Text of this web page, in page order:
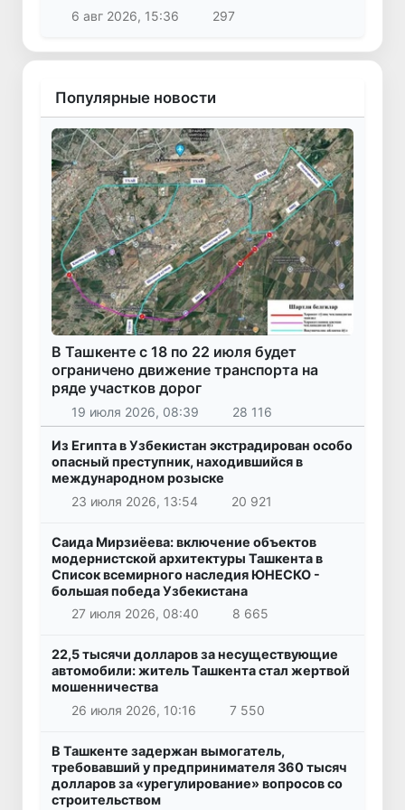
6 авг 2026, 15:36
297
Популярные новости
В Ташкенте с 18 по 22 июля будет
ограничено движение транспорта на
ряде участков дорог
19 июля 2026, 08:39 28 116
Из Египта в Узбекистан экстрадирован особо
опасный преступник, находившийся в
международном розыске
23 июля 2026, 13:54
20 921
Саида Мирзиёева: включение объектов
модернистской архитектуры Ташкента в
Список всемирного наследия ЮНЕСКО -
большая победа Узбекистана
27 июля 2026, 08:40
8 665
22,5 тысячи долларов за несуществующие
автомобили: житель Ташкента стал жертвой
мошенничества
26 июля 2026, 10:16
7 550
В Ташкенте задержан вымогатель,
требовавший у предпринимателя 360 тысяч
долларов за «урегулирование» вопросов со
строительством